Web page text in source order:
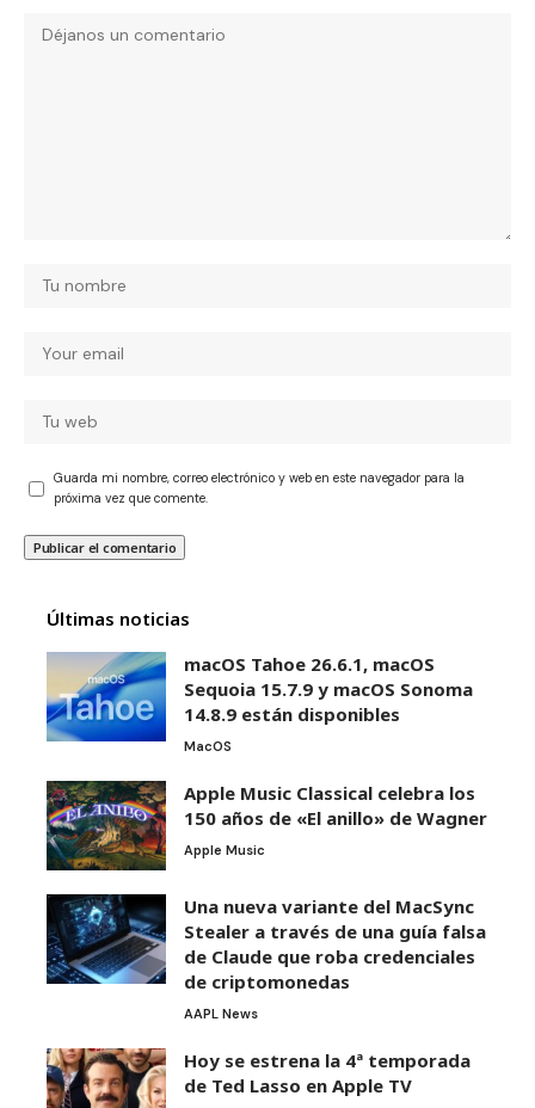
Guarda mi nombre, correo electrónico y web en este navegador para la
próxima vez que comente.
Últimas noticias
macOS Tahoe 26.6.1, macOS
Sequoia 15.7.9 y macOS Sonoma
14.8.9 están disponibles
MacOS
Apple Music Classical celebra los
150 años de «El anillo» de Wagner
Apple Music
Una nueva variante del MacSync
Stealer a través de una guía falsa
de Claude que roba credenciales
de criptomonedas
AAPL News
Hoy se estrena la 4ª temporada
de Ted Lasso en Apple TV